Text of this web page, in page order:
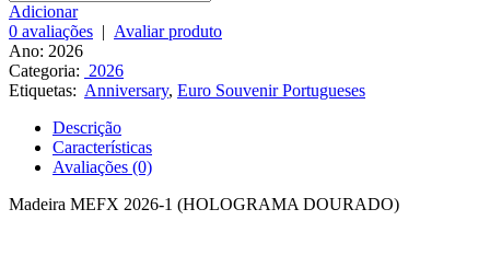
Adicionar
0 avaliações | Avaliar produto
Ano: 2026
Categoria: 2026
Etiquetas: Anniversary, Euro Souvenir Portugueses
Descrição
Características
Avaliações (0)
Madeira MEFX 2026-1 (HOLOGRAMA DOURADO)